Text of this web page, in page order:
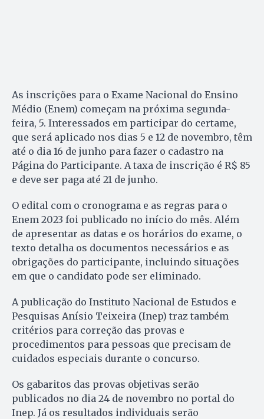
As inscrições para o Exame Nacional do Ensino
Médio (Enem) começam na próxima segunda-
feira, 5. Interessados em participar do certame,
que será aplicado nos dias 5 e 12 de novembro, têm
até o dia 16 de junho para fazer o cadastro na
Página do Participante. A taxa de inscrição é R$ 85
e deve ser paga até 21 de junho.
O edital com o cronograma e as regras para o
Enem 2023 foi publicado no início do mês. Além
de apresentar as datas e os horários do exame, o
texto detalha os documentos necessários e as
obrigações do participante, incluindo situações
em que o candidato pode ser eliminado.
A publicação do Instituto Nacional de Estudos e
Pesquisas Anísio Teixeira (Inep) traz também
critérios para correção das provas e
procedimentos para pessoas que precisam de
cuidados especiais durante o concurso.
Os gabaritos das provas objetivas serão
publicados no dia 24 de novembro no portal do
Inep. Já os resultados individuais serão